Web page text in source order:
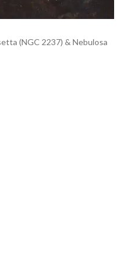
(NGC 2237) & Nebulosa